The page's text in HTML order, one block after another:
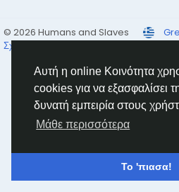
Αυτή η online Κοινότητα
cookies για να εξασφαλίσει
δυνατή εμπειρία στους
Μάθε περισσότερα
Το 'πιασα!
© 2026 Humans and Slaves
Σχετικά